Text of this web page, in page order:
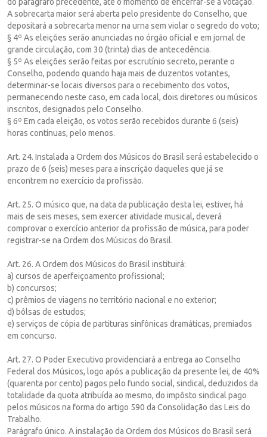
A sobrecarta maior será aberta pelo presidente do Conselho, que
depositará a sobrecarta menor na urna sem violar o segredo do voto;
§ 4º As eleições serão anunciadas no órgão oficial e em jornal de
grande circulação, com 30 (trinta) dias de antecedência.
§ 5º As eleições serão feitas por escrutínio secreto, perante o
Conselho, podendo quando haja mais de duzentos votantes,
determinar-se locais diversos para o recebimento dos votos,
permanecendo neste caso, em cada local, dois diretores ou músicos
inscritos, designados pelo Conselho.
§ 6º Em cada eleição, os votos serão recebidos durante 6 (seis)
horas contínuas, pelo menos.
Art. 24. Instalada a Ordem dos Músicos do Brasil será estabelecido o
prazo de 6 (seis) meses para a inscrição daqueles que já se
encontrem no exercício da profissão.
Art. 25. O músico que, na data da publicação desta lei, estiver, há
mais de seis meses, sem exercer atividade musical, deverá
comprovar o exercício anterior da profissão de música, para poder
registrar-se na Ordem dos Músicos do Brasil.
Art. 26. A Ordem dos Músicos do Brasil instituirá:
a) cursos de aperfeiçoamento profissional;
b) concursos;
c) prêmios de viagens no território nacional e no exterior;
d) bôlsas de estudos;
e) serviços de cópia de partituras sinfônicas dramáticas, premiados
em concurso.
Art. 27. O Poder Executivo providenciará a entrega ao Conselho
Federal dos Músicos, logo após a publicação da presente lei, de 40%
(quarenta por cento) pagos pelo fundo social, sindical, deduzidos da
totalidade da quota atribuída ao mesmo, do impôsto sindical pago
pelos músicos na forma do artigo 590 da Consolidação das Leis do
Trabalho.
Parágrafo único. A instalação da Ordem dos Músicos do Brasil será